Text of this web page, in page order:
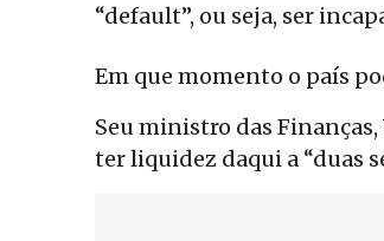
“default”, ou seja, ser
Em que momento o país
Seu ministro das
ter liquidez daqui a “duas